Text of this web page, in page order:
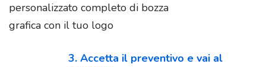
personalizzato completo di bozza
grafica con il tuo logo
3. Accetta il preventivo e vai al